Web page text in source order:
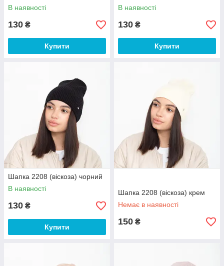
В наявності
130 ₴
Купити
В наявності
130 ₴
Купити
Шапка 2208 (віскоза) чорний
В наявності
130 ₴
Купити
Шапка 2208 (віскоза) крем
Немає в наявності
150 ₴